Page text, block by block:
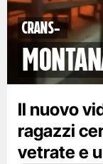
Crans-
Il nuovo
ragazzi
vetrate e